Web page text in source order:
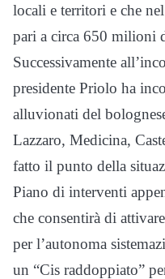
locali e territori e che
pari a circa 650 milioni
Successivamente
presidente Priolo ha
alluvionati del
Lazzaro, Medicina,
fatto il punto della
Piano di interventi
che consentirà di
per l’autonoma
un “Cis raddoppiato”